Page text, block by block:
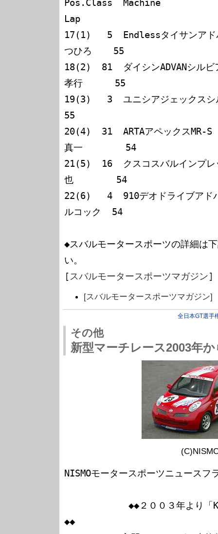
Pos.Class  Machine
Lap
17(1)   5  Endlessタイサンアド
つひろ    55
18(2)  81  ダイシンADVANシル
孝行      55
19(3)   3  ユニシアジェックスシ
55
20(4)  31  ARTAアペックス
真一        54
21(5)  16  クスコスバルインプ
也        54
22(6)   4  910デオドライブアド
ルコック  54
◆スバルモータースポーツの詳細は
[スバルモータースポーツマガジン]
[スバルモータースポーツマガジン]
全日本GT選手
その他
新型マーチレース2003年
NISMOモータースポーツニュースフ
◆◆